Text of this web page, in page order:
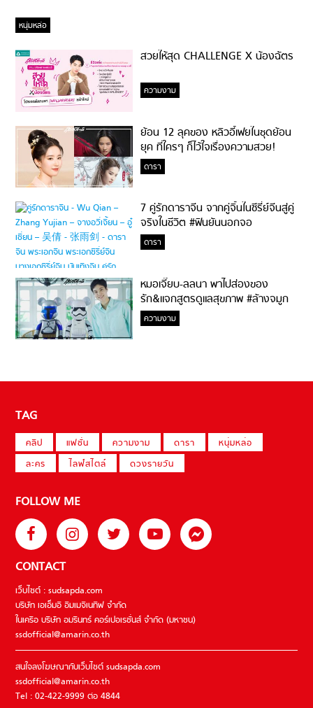
หนุ่มหล่อ
สวยให้สุด CHALLENGE X น้องฉัตร
ความงาม
ย้อน 12 ลุคของ หลิวอี้เฟยในชุดย้อน
ยุค ที่ใครๆ ก็ไว้ใจเรื่องความสวย!
ดารา
7 คู่รักดาราจีน จากคู่จิ้นในซีรี่ย์จีนสู่คู่
จริงในชีวิต #ฟินยันนอกจอ
ดารา
หมอเจี๊ยบ-ลลนา พาไปส่องของ
รัก&แจกสูตรดูแลสุขภาพ #ล้างจมูก
ไม่ยากจะสอนให้
ความงาม
TAG
คลิป แฟชั่น ความงาม ดารา
หนุ่มหล่อ
ละคร
ไลฟ์สไตล์ ดวงรายวัน
FOLLOW ME
CONTACT
เว็บไซต์ : sudsapda.com
บริษัท เอเอ็มอี อิมเมจิเนทีฟ จำกัด
ในเครือ บริษัท อมรินทร์ คอร์เปอเรชั่นส์ จำกัด (มหาชน)
ssdofficial@amarin.co.th
สนใจลงโฆษณากับเว็บไซต์ sudsapda.com
ssdofficial@amarin.co.th
Tel : 02-422-9999 ต่อ 4844